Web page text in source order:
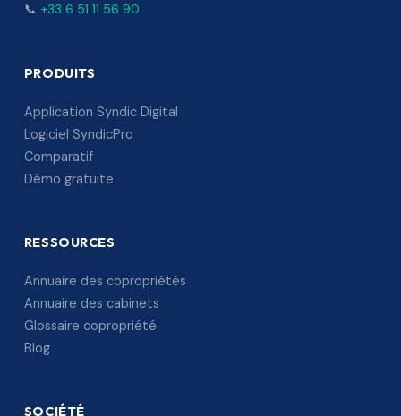
📞 +33 6 51 11 56 90
PRODUITS
Application Syndic Digital
Logiciel SyndicPro
Comparatif
Démo gratuite
RESSOURCES
Annuaire des copropriétés
Annuaire des cabinets
Glossaire copropriété
Blog
SOCIÉTÉ